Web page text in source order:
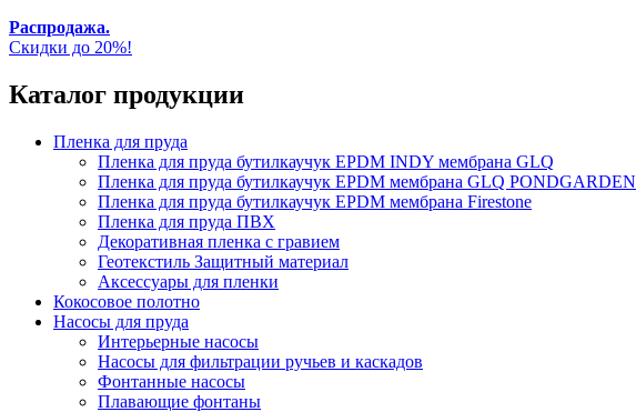
Распродажа.
Скидки до 20%!
Каталог продукции
Пленка для пруда
Пленка для пруда бутилкаучук EPDM INDY мембрана GLQ
Пленка для пруда бутилкаучук EPDM мембрана GLQ PONDGARDEN
Пленка для пруда бутилкаучук EPDM мембрана Firestone
Пленка для пруда ПВХ
Декоративная пленка с гравием
Геотекстиль Защитный материал
Аксессуары для пленки
Кокосовое полотно
Насосы для пруда
Интерьерные насосы
Насосы для фильтрации ручьев и каскадов
Фонтанные насосы
Плавающие фонтаны